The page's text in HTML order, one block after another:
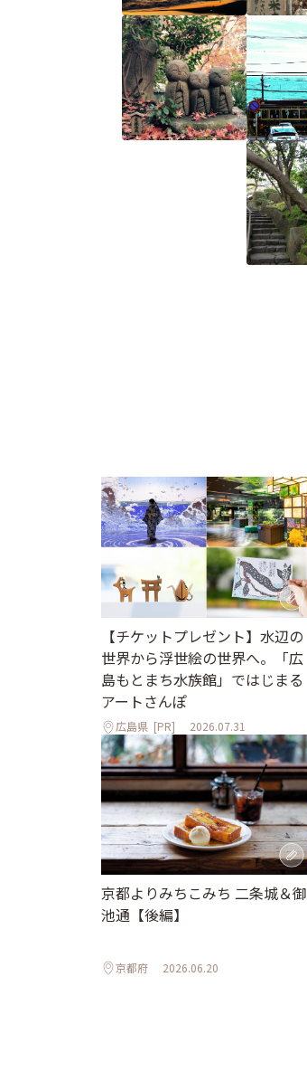
【チケットプレゼント】水辺の
世界から浮世絵の世界へ。「広
島もとまち水族館」ではじまる
アートさんぽ
広島県 [PR] 2026.07.31
京都よりみちこみち 二条城＆御
池通【後編】
京都府 2026.06.20